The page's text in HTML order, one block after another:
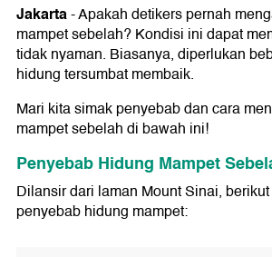
Cara Mengatasi Hidung
Menggunakan Humidifier
Menopang Kepala dengan Bantal
Semprotan Garam
Gunakan Neti Pot
Jakarta-Apakah detikers pernah
mampet sebelah? Kondisi ini dapat
tidak nyaman. Biasanya, diperlukan
hidung tersumbat membaik.
Mari kita simak penyebab dan cara
mampet sebelah di bawah ini!
Penyebab Hidung Mampet
Dilansir dari laman Mount Sinai,
penyebab hidung mampet: